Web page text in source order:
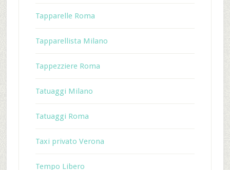
Tapparelle Roma
Tapparellista Milano
Tappezziere Roma
Tatuaggi Milano
Tatuaggi Roma
Taxi privato Verona
Tempo Libero